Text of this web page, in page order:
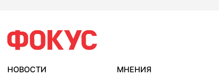
НОВОСТИ
МНЕНИЯ